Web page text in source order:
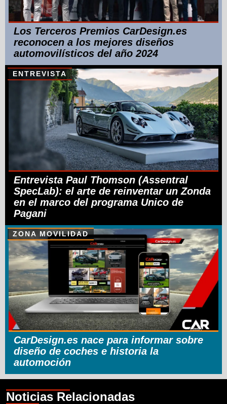
Los Terceros Premios CarDesign.es
reconocen a los mejores diseños
automovilísticos del año 2024
ENTREVISTA
Entrevista Paul Thomson (Assentral
SpecLab): el arte de reinventar un Zonda
en el marco del programa Unico de
Pagani
ZONA MOVILIDAD
CarDesign.es nace para informar sobre
diseño de coches e historia la
automoción
Noticias Relacionadas